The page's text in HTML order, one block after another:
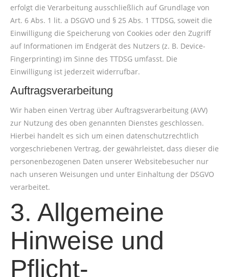
erfolgt die Verarbeitung ausschließlich auf Grundlage von
Art. 6 Abs. 1 lit. a DSGVO und § 25 Abs. 1 TTDSG, soweit die
Einwilligung die Speicherung von Cookies oder den Zugriff
auf Informationen im Endgerät des Nutzers (z. B. Device-
Fingerprinting) im Sinne des TTDSG umfasst. Die
Einwilligung ist jederzeit widerrufbar.
Auftragsverarbeitung
Wir haben einen Vertrag über Auftragsverarbeitung (AVV)
zur Nutzung des oben genannten Dienstes geschlossen.
Hierbei handelt es sich um einen datenschutzrechtlich
vorgeschriebenen Vertrag, der gewährleistet, dass dieser die
personenbezogenen Daten unserer Websitebesucher nur
nach unseren Weisungen und unter Einhaltung der DSGVO
verarbeitet.
3. Allgemeine
Hinweise und
Pflicht­